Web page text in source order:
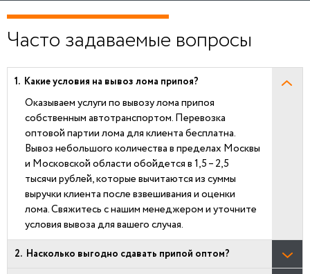
Часто задаваемые вопросы
Какие условия на вывоз лома припоя?
Оказываем услуги по вывозу лома припоя
собственным автотранспортом. Перевозка
оптовой партии лома для клиента бесплатна.
Вывоз небольшого количества в пределах Москвы
и Московской области обойдется в 1,5 – 2,5
тысячи рублей, которые вычитаются из суммы
выручки клиента после взвешивания и оценки
лома. Свяжитесь с нашим менеджером и уточните
условия вывоза для вашего случая.
Насколько выгодно сдавать припой оптом?